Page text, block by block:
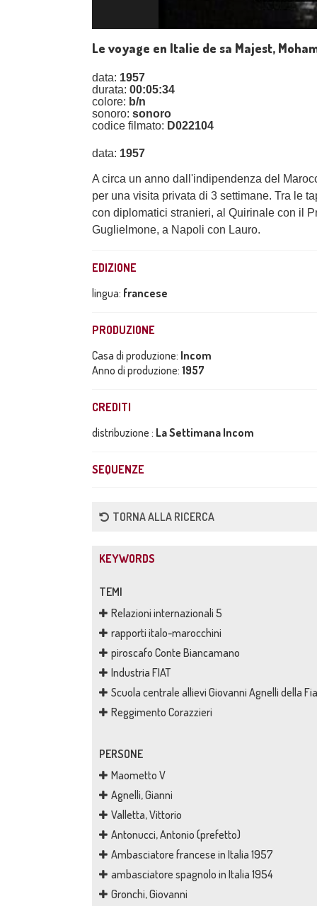
Le voyage en Italie de sa Majest,
data: 1957
durata: 00:05:34
colore: b/n
sonoro: sonoro
codice filmato: D022104
data: 1957
A circa un anno dall'indipendenza del
per una visita privata di 3 settimane. Tra le
con diplomatici stranieri, al Quirinale con il
Guglielmone, a Napoli con Lauro.
EDIZIONE
lingua: francese
PRODUZIONE
Casa di produzione: Incom
Anno di produzione: 1957
CREDITI
distribuzione : La Settimana Incom
SEQUENZE
TORNA ALLA RICERCA
KEYWORDS
TEMI
Relazioni internazionali 5
rapporti italo-marocchini
piroscafo Conte Biancamano
Industria FIAT
Scuola centrale allievi Giovanni Agnelli della
Reggimento Corazzieri
PERSONE
Maometto V
Agnelli, Gianni
Valletta, Vittorio
Antonucci, Antonio (prefetto)
Ambasciatore francese in Italia 1957
ambasciatore spagnolo in Italia 1954
Gronchi, Giovanni